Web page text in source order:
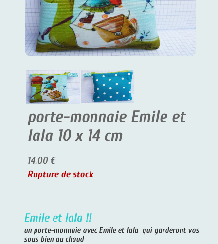
porte-monnaie Emile et
lala 10 x 14 cm
14.00 €
Rupture de stock
Emile et lala !!
un porte-monnaie avec Emile et lala qui garderont vos
sous bien au chaud